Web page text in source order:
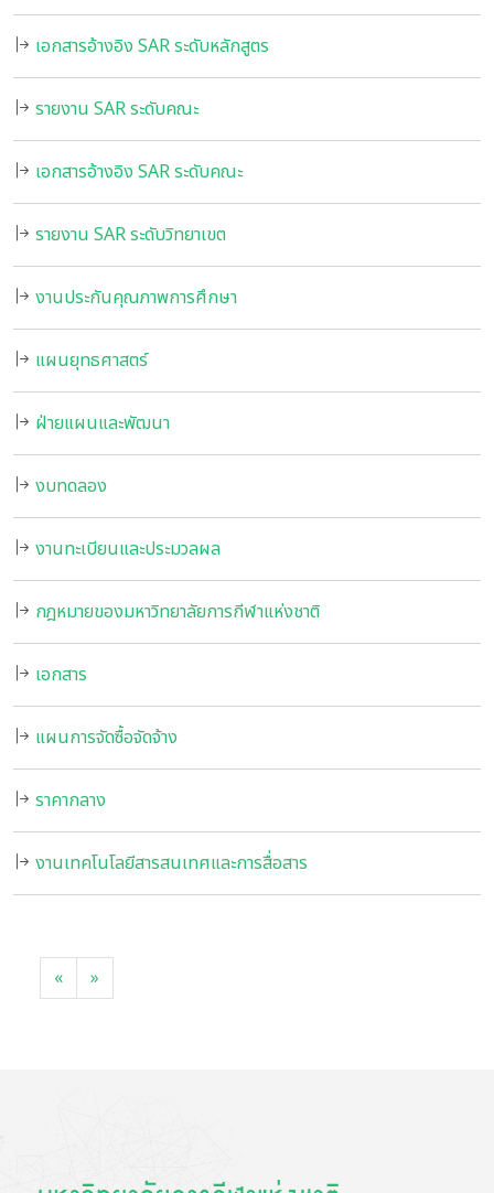
เอกสารอ้างอิง SAR ระดับหลักสูตร
รายงาน SAR ระดับคณะ
เอกสารอ้างอิง SAR ระดับคณะ
รายงาน SAR ระดับวิทยาเขต
งานประกันคุณภาพการศึกษา
แผนยุทธศาสตร์
ฝ่ายแผนและพัฒนา
งบทดลอง
งานทะเบียนและประมวลผล
กฎหมายของมหาวิทยาลัยการกีฬาแห่งชาติ
เอกสาร
แผนการจัดซื้อจัดจ้าง
ราคากลาง
งานเทคโนโลยีสารสนเทศและการสื่อสาร
« »